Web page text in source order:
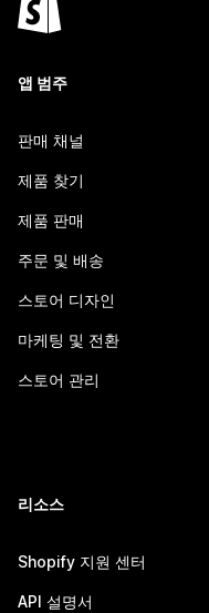
앱 범주
판매 채널
제품 찾기
제품 판매
주문 및 배송
스토어 디자인
마케팅 및 전환
스토어 관리
리소스
Shopify 지원 센터
API 설명서